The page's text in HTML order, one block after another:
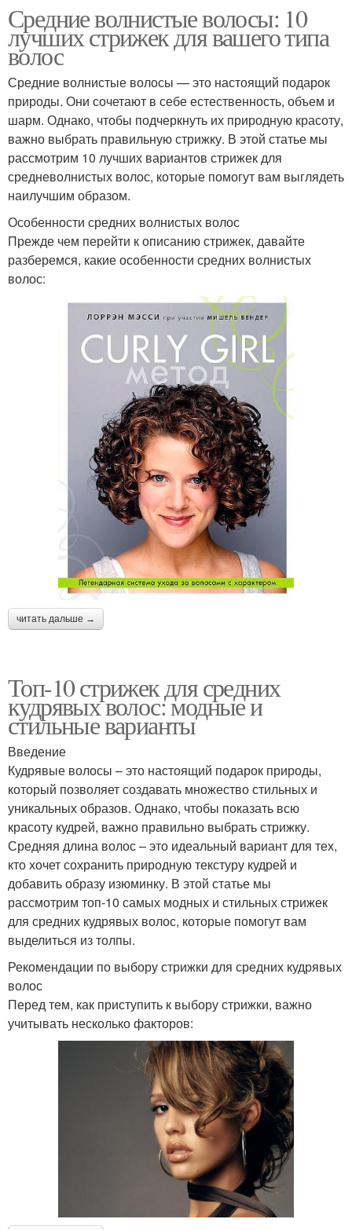
Средние волнистые волосы: 10
лучших стрижек для вашего типа
волос
Средние волнистые волосы — это настоящий подарок
природы. Они сочетают в себе естественность, объем и
шарм. Однако, чтобы подчеркнуть их природную красоту,
важно выбрать правильную стрижку. В этой статье мы
рассмотрим 10 лучших вариантов стрижек для
средневолнистых волос, которые помогут вам выглядеть
наилучшим образом.
Особенности средних волнистых волос
Прежде чем перейти к описанию стрижек, давайте
разберемся, какие особенности средних волнистых
волос:
читать дальше →
Топ-10 стрижек для средних
кудрявых волос: модные и
стильные варианты
Введение
Кудрявые волосы – это настоящий подарок природы,
который позволяет создавать множество стильных и
уникальных образов. Однако, чтобы показать всю
красоту кудрей, важно правильно выбрать стрижку.
Средняя длина волос – это идеальный вариант для тех,
кто хочет сохранить природную текстуру кудрей и
добавить образу изюминку. В этой статье мы
рассмотрим топ-10 самых модных и стильных стрижек
для средних кудрявых волос, которые помогут вам
выделиться из толпы.
Рекомендации по выбору стрижки для средних кудрявых
волос
Перед тем, как приступить к выбору стрижки, важно
учитывать несколько факторов: